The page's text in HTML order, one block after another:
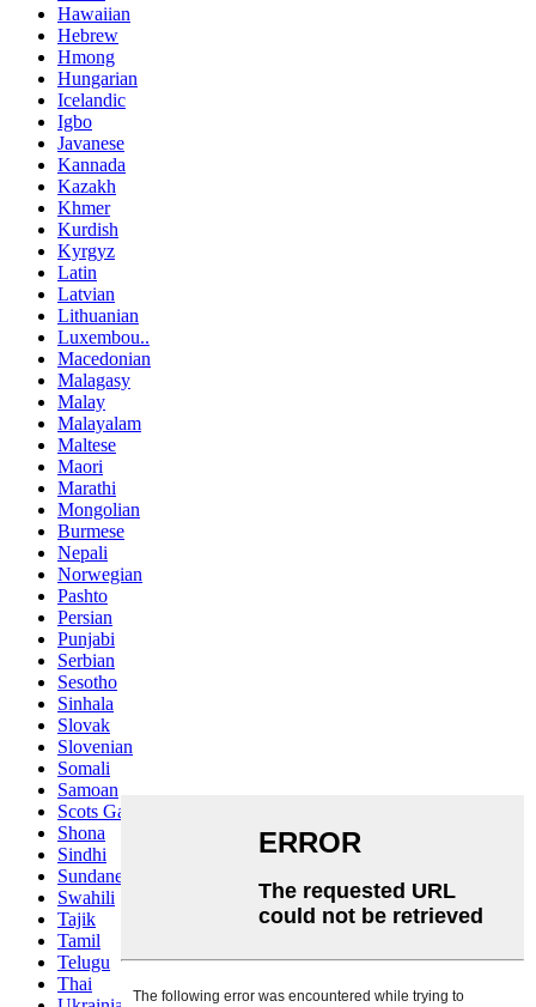
Hawaiian
Hebrew
Hmong
Hungarian
Icelandic
Igbo
Javanese
Kannada
Kazakh
Khmer
Kurdish
Kyrgyz
Latin
Latvian
Lithuanian
Luxembou..
Macedonian
Malagasy
Malay
Malayalam
Maltese
Maori
Marathi
Mongolian
Burmese
Nepali
Norwegian
Pashto
Persian
Punjabi
Serbian
Sesotho
Sinhala
Slovak
Slovenian
Somali
Samoan
Scots Gaelic
Shona
Sindhi
Sundanese
Swahili
Tajik
Tamil
Telugu
Thai